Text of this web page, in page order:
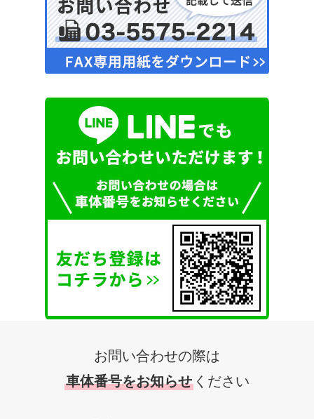
お問い合わせの際は
車体番号をお知らせ ください